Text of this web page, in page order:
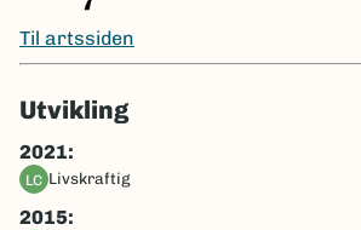
Til artssiden
Utvikling
2021:
LC livskraftig
2015: